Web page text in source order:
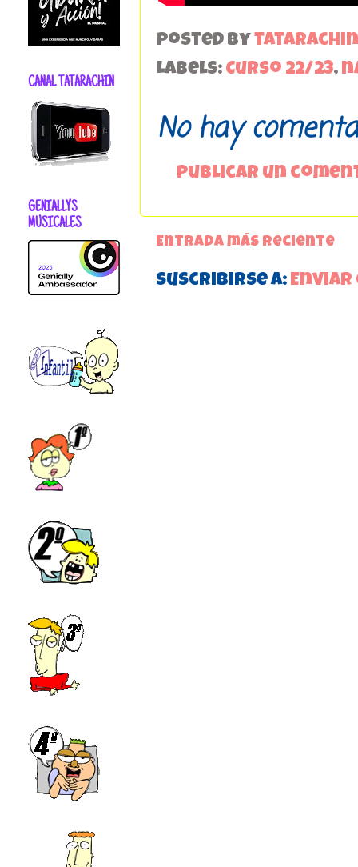
Posted by tatarachin
Labels: Curso 22/23,
No hay
Publicar un
Entrada más reciente
Suscribirse a: Enviar
CANAL TATARACHIN
GENIALLYS
MUSICALES